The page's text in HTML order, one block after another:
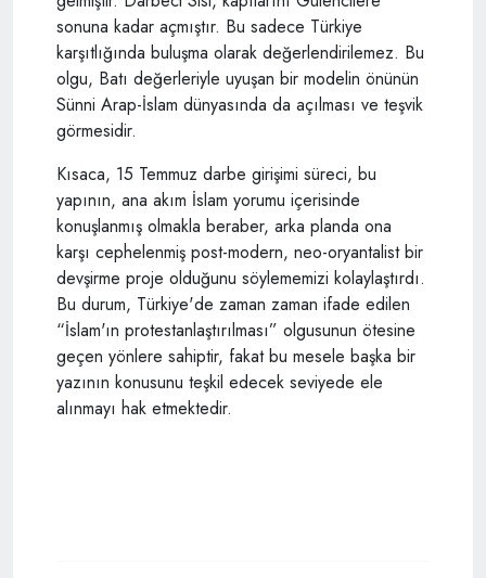
sonuna kadar açmıştır. Bu sadece Türkiye
karşıtlığında buluşma olarak değerlendirilemez. Bu
olgu, Batı değerleriyle uyuşan bir modelin önünün
Sünni Arap-İslam dünyasında da açılması ve teşvik
görmesidir.
Kısaca, 15 Temmuz darbe girişimi süreci, bu
yapının, ana akım İslam yorumu içerisinde
konuşlanmış olmakla beraber, arka planda ona
karşı cephelenmiş post-modern, neo-oryantalist bir
devşirme proje olduğunu söylememizi kolaylaştırdı.
Bu durum, Türkiye'de zaman zaman ifade edilen
“İslam'ın protestanlaştırılması” olgusunun ötesine
geçen yönlere sahiptir, fakat bu mesele başka bir
yazının konusunu teşkil edecek seviyede ele
alınmayı hak etmektedir.